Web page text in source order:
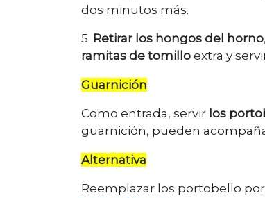
dos minutos más.
5. Retirar los hongos del horno
ramitas de tomillo extra y
Guarnición
Como entrada, servir los
guarnición, pueden
Alternativa
Reemplazar los portobello